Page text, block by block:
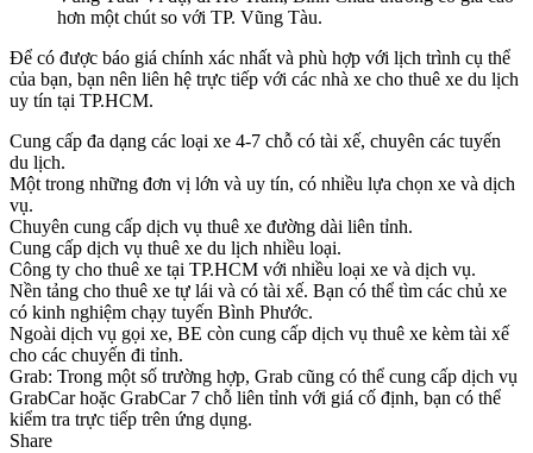
hơn một chút so với TP. Vũng Tàu.
Để có được báo giá chính xác nhất và phù hợp với lịch trình cụ thể
của bạn, bạn nên liên hệ trực tiếp với các nhà xe cho thuê xe du lịch
uy tín tại TP.HCM.
Cung cấp đa dạng các loại xe 4-7 chỗ có tài xế, chuyên các tuyến
du lịch.
Một trong những đơn vị lớn và uy tín, có nhiều lựa chọn xe và dịch
vụ.
Chuyên cung cấp dịch vụ thuê xe đường dài liên tỉnh.
Cung cấp dịch vụ thuê xe du lịch nhiều loại.
Công ty cho thuê xe tại TP.HCM với nhiều loại xe và dịch vụ.
Nền tảng cho thuê xe tự lái và có tài xế. Bạn có thể tìm các chủ xe
có kinh nghiệm chạy tuyến Bình Phước.
Ngoài dịch vụ gọi xe, BE còn cung cấp dịch vụ thuê xe kèm tài xế
cho các chuyến đi tỉnh.
Grab: Trong một số trường hợp, Grab cũng có thể cung cấp dịch vụ
GrabCar hoặc GrabCar 7 chỗ liên tỉnh với giá cố định, bạn có thể
kiểm tra trực tiếp trên ứng dụng.
Share